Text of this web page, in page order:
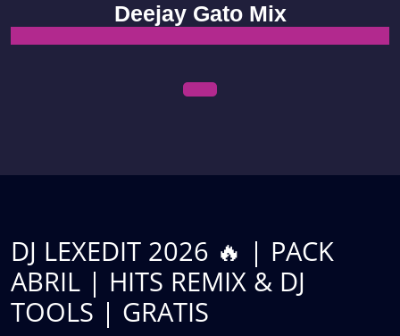
content
Deejay Gato Mix
DJ LEXEDIT 2026 🔥 | PACK
ABRIL | HITS REMIX & DJ
TOOLS | GRATIS